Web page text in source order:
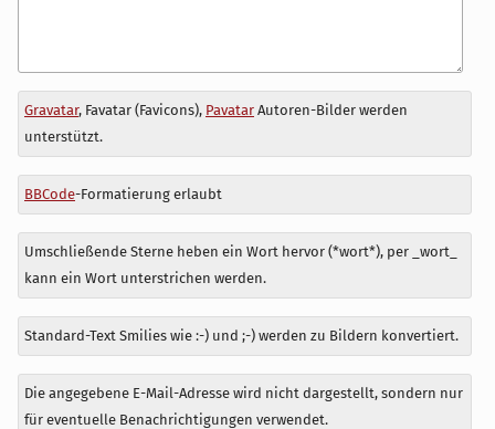
Antwort
zu
Gravatar, Favatar (Favicons), PavatarAutoren-Bilder werden
unterstützt.
BBCode-Formatierung erlaubt
Umschließende Sterne heben ein Wort hervor (*wort*), per _wort_
kann ein Wort unterstrichen werden.
Standard-Text Smilies wie :-) und ;-) werden zu Bildern konvertiert.
Die angegebene E-Mail-Adresse wird nicht dargestellt, sondern nur
für eventuelle Benachrichtigungen verwendet.